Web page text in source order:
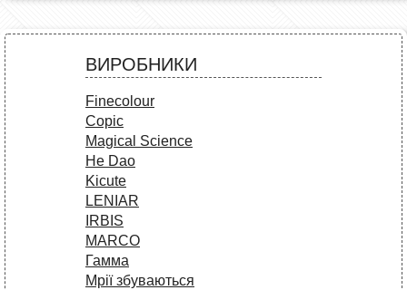
ВИРОБНИКИ
Finecolour
Copic
Magical Science
He Dao
Kicute
LENIAR
IRBIS
MARCO
Гамма
Мрії збуваються